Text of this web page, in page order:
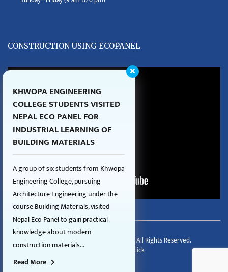
CONSTRUCTION USING ECOPANEL
Copyright © 2026 Nepal Eco Panel - All Rights Reserved.
Developed By:
FnClick
KHWOPA ENGINEERING
COLLEGE STUDENTS VISITED
NEPAL ECO PANEL FOR
INDUSTRIAL LEARNING OF
BUILDING MATERIALS
A group of six students from Khwopa
Engineering College, pursuing
Architecture Engineering under the
course Building Materials, visited
Nepal Eco Panel to gain practical
knowledge about modern
construction materials...
Read More